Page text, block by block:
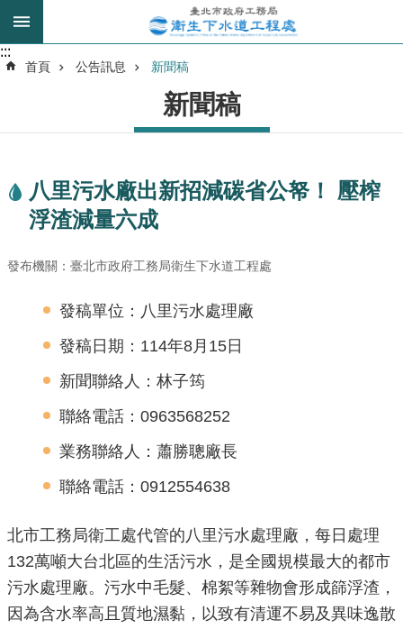
跳到主要內容區塊
進
我
的
分
是
業
務
資
訊
:::
:::
首頁 公告訊息 新聞稿
新聞稿
八里污水廠出新招減碳省公帑！ 壓榨
浮渣減量六成
發布機關：臺北市政府工務局衛生下水道工程處
發稿單位：八里污水處理廠
發稿日期：114年8月15日
新聞聯絡人：林子筠
聯絡電話：0963568252
業務聯絡人：蕭勝聰廠長
聯絡電話：0912554638
北市工務局衛工處代管的八里污水處理廠，每日處理
132萬噸大台北區的生活污水，是全國規模最大的都市
污水處理廠。污水中毛髮、棉絮等雜物會形成篩浮渣，
因為含水率高且質地濕黏，以致有清運不易及異味逸散